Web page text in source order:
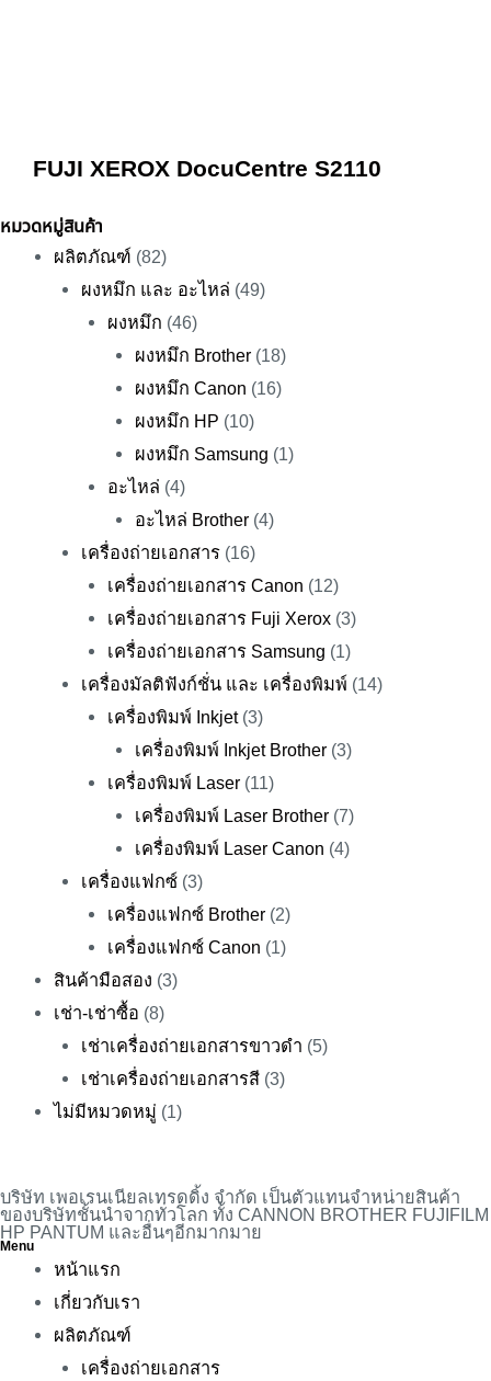
FUJI XEROX DocuCentre S2110
หมวดหมู่สินค้า
ผลิตภัณฑ์ (82)
ผงหมึก และ อะไหล่ (49)
ผงหมึก (46)
ผงหมึก Brother (18)
ผงหมึก Canon (16)
ผงหมึก HP (10)
ผงหมึก Samsung (1)
อะไหล่ (4)
อะไหล่ Brother (4)
เครื่องถ่ายเอกสาร(16)
เครื่องถ่ายเอกสาร Canon (12)
เครื่องถ่ายเอกสาร Fuji Xerox (3)
เครื่องถ่ายเอกสาร Samsung (1)
เครื่องมัลติฟังก์ชั่น และ เครื่องพิมพ์ (14)
เครื่องพิมพ์ Inkjet(3)
เครื่องพิมพ์ Inkjet Brother (3)
เครื่องพิมพ์ Laser (11)
เครื่องพิมพ์ Laser Brother (7)
เครื่องพิมพ์ Laser Canon (4)
เครื่องแฟกซ์(3)
เครื่องแฟกซ์ Brother (2)
เครื่องแฟกซ์ Canon (1)
สินค้ามือสอง (3)
เช่า-เช่าซื้อ (8)
เช่าเครื่องถ่ายเอกสารขาวดำ (5)
เช่าเครื่องถ่ายเอกสารสี(3)
ไม่มีหมวดหมู่ (1)
บริษัท เพอเรนเนียลเทรดดิ้ง จำกัด เป็นตัวแทนจำหน่ายสินค้า
ของบริษัทชั้นนำจากทั่วโลก ทั้ง CANNON BROTHER FUJIFILM
HP PANTUM และอื่นๆอีกมากมาย
Menu
หน้าแรก
เกี่ยวกับเรา
ผลิตภัณฑ์
เครื่องถ่ายเอกสาร